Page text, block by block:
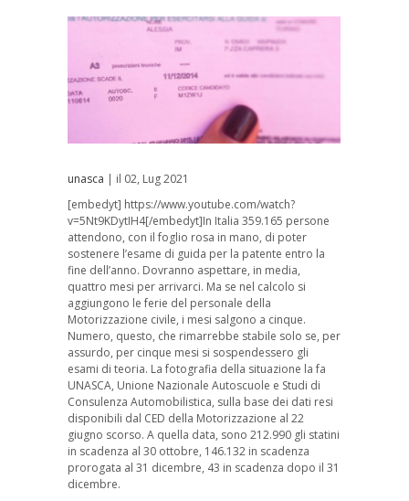
unasca | il 02, Lug 2021
[embedyt] https://www.youtube.com/watch?
v=5Nt9KDytIH4[/embedyt]In Italia 359.165 persone
attendono, con il foglio rosa in mano, di poter
sostenere l’esame di guida per la patente entro la
fine dell’anno. Dovranno aspettare, in media,
quattro mesi per arrivarci. Ma se nel calcolo si
aggiungono le ferie del personale della
Motorizzazione civile, i mesi salgono a cinque.
Numero, questo, che rimarrebbe stabile solo se, per
assurdo, per cinque mesi si sospendessero gli
esami di teoria. La fotografia della situazione la fa
UNASCA, Unione Nazionale Autoscuole e Studi di
Consulenza Automobilistica, sulla base dei dati resi
disponibili dal CED della Motorizzazione al 22
giugno scorso. A quella data, sono 212.990 gli statini
in scadenza al 30 ottobre, 146.132 in scadenza
prorogata al 31 dicembre, 43 in scadenza dopo il 31
dicembre.